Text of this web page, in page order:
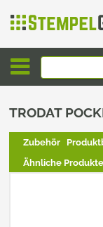
TRODAT
Zubehör
Ähnliche Produkte